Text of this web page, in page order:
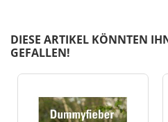
DIESE ARTIKEL KÖNNTEN
GEFALLEN!